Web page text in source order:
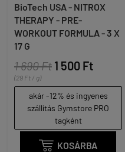
BioTech USA - NITROX
THERAPY - PRE-
WORKOUT FORMULA - 3 X
17 G
1 690 Ft 1 500 Ft
(29 Ft / g)
akár -12% és ingyenes
szállítás Gymstore PRO
tagként
 KOSÁRBA